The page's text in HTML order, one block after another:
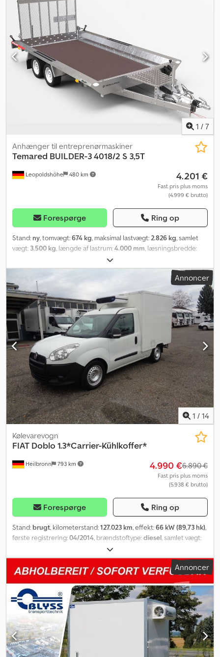
1 / 7
Leopoldshöhe 480 km
Anhænger til entreprenørmaskiner
Temared BUILDER-3 4018/2 S 3,5T
4.201 €
Fast pris plus moms
(4.999 € brutto)
Forespørge Ring op
Stand: ny, tomvægt:674 kg, maksimal lastvægt: 2.826 kg, samlet
vægt: 3.500 kg , længde af lastrum:4.000 mm , læsningsbredde:
250 mm
Bauma BUILDER 3 4018/2S 3,5T Robust, svejset anhænger til
transport af byggemaskiner og meget tunge materialer. Det
originale design giver mulighed for at gå langs hele anhængerens
sider, som er udstyret med skridsikre strimler. Svejset, bærende
ramme af lukkede stålrør. Skridsikker, vandfast krydsfinerbund
med solide lashingskinner for effektiv lastsikring og for at sikre de
transporterede varer. Ekstremt robust V-trækstang og
stabiliserende støtteben medfølger. Sædebænkstøtte og
støttehjul med automatisk foldemekanisme er standard. Fjedre,
der letter sænkning og løft af rampen. Totalvægt: 3500 kg Serie:
Builder Formål: Byggemaskintransport Egenvægt (kg): 674
Nyttelast (kg): 2826 Total længde (mm): 6070 Credpfjw A Rhksx Ab
Sef Lastefladens længde (mm): 4000 Total bredde (mm): 2430
Lastefladens bredde (mm): 1830 Total højde (mm): 1800 Sidehøjde:
250 Bremse: ja Rammetype: Svejset Rammemateriale: Stål
Annoncer
1 / 14
Heilbronn 793 km
Kølevarevogn
FIAT Doblo 1.3*Carrier-Kühlkoffer*
4.990 €6.890 €
Fast pris plus moms
(5.938 € brutto)
Forespørge Ring op
Stand: brugt, kilometerstand:127.023 km, effekt:66 kW (89,73 hk),
første registrering:04/2014, brændstoftype:diesel, samlet vægt:
mekanisk
antal sæder:2, længde af lastrum:1.760 mm, læsningsbredde:
1.720 mm, lastepladshøjde:1.420 mm, Udstyr:centrallås,
elektronisk stabilitetsprogram (ESP), sodfilter
, 2-sæders,
servostyring, 5-trins manuel gearkasse, omdrejningstæller,
førerairbag, radio-CD, elektriske vinduer, Carrier Viento 200
køleenhed, Euro 4, friskvaretransport, enkeltdør bagpå osv.
Forbehold for fejl og mellemsalg. Salg kun til erhvervsdrivende og
til eksport. !!!! Fg-5469 !!!!Nøgle-nr.10 !!!!! Prøve- eller testkørsel til
TÜV, Dekra eller Fiat muligt !!!!! Csdpfjrfl Rmex Ab Serf
Annoncer